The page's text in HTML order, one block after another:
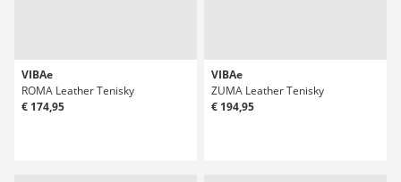
VIBAe
ROMA Leather Tenisky
€ 174,95
VIBAe
ZUMA Leather Tenisky
€ 194,95